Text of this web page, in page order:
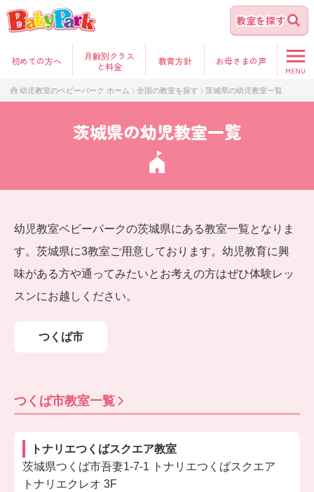
教室を探す
初めての方へ
月齢別クラス
と料金
教育方針 お母さまの声
MENU
幼児教室のベビーパーク ホーム 全国の教室を探す 茨城県の幼児教室一覧
茨城県の幼児教室一覧
幼児教室ベビーパークの茨城県にある教室一覧となりま
す。茨城県に3教室ご用意しております。幼児教育に興
味がある方や通ってみたいとお考えの方はぜひ体験レッ
スンにお越しください。
つくば市
つくば市教室一覧
トナリエつくばスクエア教室
茨城県つくば市吾妻1-7-1 トナリエつくばスクエア
トナリエクレオ 3F